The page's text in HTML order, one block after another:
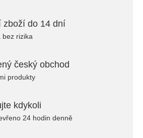
zboží do 14 dní
bez rizika
český obchod
produkty
kdykoli
24 hodin denně